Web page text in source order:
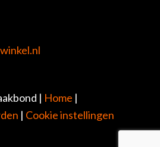
| Home |
| Cookie instellingen